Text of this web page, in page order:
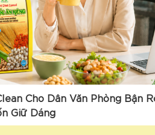
Cho Dân Văn Phòng Bận
Giữ Dáng